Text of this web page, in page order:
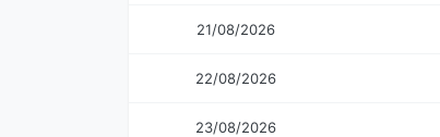
21/08/2026
22/08/2026
23/08/2026